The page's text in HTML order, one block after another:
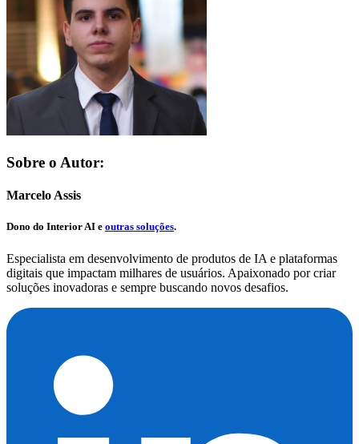
Sobre o Autor:
Marcelo Assis
Dono do Interior AI e outras soluções.
Especialista em desenvolvimento de produtos de IA e plataformas
digitais que impactam milhares de usuários. Apaixonado por criar
soluções inovadoras e sempre buscando novos desafios.